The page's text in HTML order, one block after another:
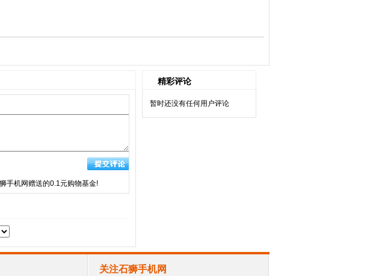
手机网赠送的0.1元购物基金!
精彩评论
暂时还没有任何用户评论
关注石狮手机网